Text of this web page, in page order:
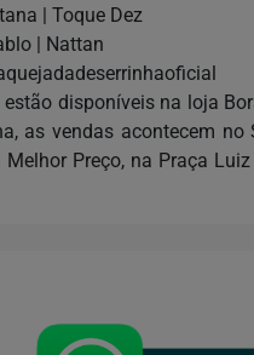
| Toque Dez
| Nattan
disponíveis na loja
as vendas acontecem
Preço, na Praça